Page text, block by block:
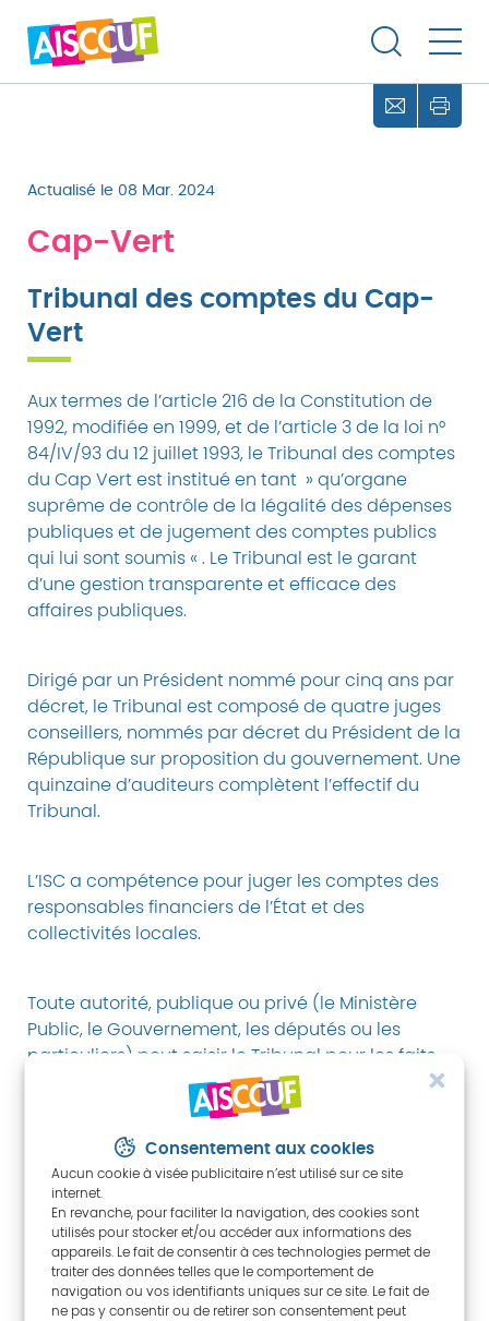
Consentement aux cookies
Aucun cookie à visée publicitaire n’est utilisé sur ce site
internet.
En revanche, pour faciliter la navigation, des cookies sont
utilisés pour stocker et/ou accéder aux informations des
appareils. Le fait de consentir à ces technologies permet de
traiter des données telles que le comportement de
navigation ou vos identifiants uniques sur ce site. Le fait de
ne pas y consentir ou de retirer son consentement peut
Actualisé le 08 Mar. 2024
Cap-Vert
Tribunal des comptes du Cap-
Vert
Aux termes de l’article 216 de la Constitution de
1992, modifiée en 1999, et de l’article 3 de la loi n°
84/IV/93 du 12 juillet 1993, le Tribunal des comptes
du Cap Vert est institué en tant » qu’organe
suprême de contrôle de la légalité des dépenses
publiques et de jugement des comptes publics
qui lui sont soumis « . Le Tribunal est le garant
d’une gestion transparente et efficace des
affaires publiques.
Dirigé par un Président nommé pour cinq ans par
décret, le Tribunal est composé de quatre juges
conseillers, nommés par décret du Président de la
République sur proposition du gouvernement. Une
quinzaine d’auditeurs complètent l’effectif du
Tribunal.
L’ISC a compétence pour juger les comptes des
responsables financiers de l’État et des
collectivités locales.
Toute autorité, publique ou privé (le Ministère
Public, le Gouvernement, les députés ou les
particuliers) peut saisir le Tribunal pour les faits
qu’ils ont connus dans l’exercice de leur fonction,
constitutifs d’infractions financières punies par le
Tribunal. L’article 32 du décret loi n° 47/89 précise
que la demande doit être faite par écrit, et doit
mentionner les dispositions légales violées.
Pour plus d’informations concernant ses
attributions, son organisation et son
fonctionnement consultezle site de